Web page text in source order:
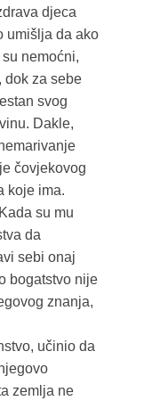
djeca
umišlja da ako
nemoćni,
dok za sebe
svog
Dakle,
čovjekovog
koje ima.
su mu
da
sebi onaj
bogatstvo nije
znanja,
učinio da
zemlja ne